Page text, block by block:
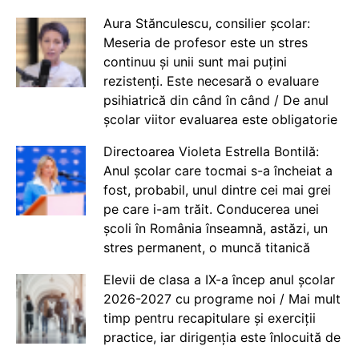
Aura Stănculescu, consilier școlar:
Meseria de profesor este un stres
continuu și unii sunt mai puțini
rezistenți. Este necesară o evaluare
psihiatrică din când în când / De anul
școlar viitor evaluarea este obligatorie
Directoarea Violeta Estrella Bontilă:
Anul școlar care tocmai s-a încheiat a
fost, probabil, unul dintre cei mai grei
pe care i-am trăit. Conducerea unei
școli în România înseamnă, astăzi, un
stres permanent, o muncă titanică
Elevii de clasa a IX-a încep anul școlar
2026-2027 cu programe noi / Mai mult
timp pentru recapitulare și exerciții
practice, iar dirigenția este înlocuită de